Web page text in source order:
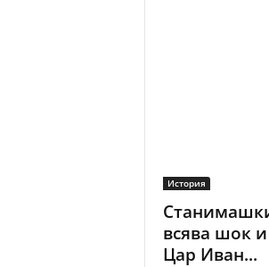
История
всява шок
Цар Иван...